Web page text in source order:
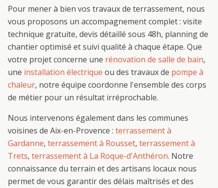
Pour mener à bien vos travaux de terrassement, nous
vous proposons un accompagnement complet : visite
technique gratuite, devis détaillé sous 48h, planning de
chantier optimisé et suivi qualité à chaque étape. Que
votre projet concerne une rénovation de salle de bain,
une installation électrique ou des travaux de pompe à
chaleur, notre équipe coordonne l'ensemble des corps
de métier pour un résultat irréprochable.
Nous intervenons également dans les communes
voisines de Aix-en-Provence : terrassementà
Gardanne, terrassementà Rousset, terrassementà
Trets, terrassementà La Roque-d'Anthéron. Notre
connaissance du terrain et des artisans locaux nous
permet de vous garantir des délais maîtrisés et des